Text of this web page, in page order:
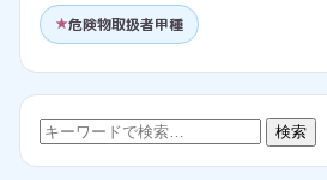
危険物取扱者甲種
検
索:
検索